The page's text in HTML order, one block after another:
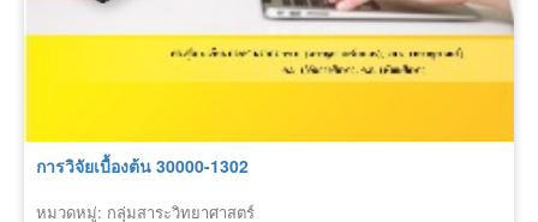
การวิจัยเบื้องต้น 30000-1302
หมวดหมู่: กลุ่มสาระวิทยาศาสตร์